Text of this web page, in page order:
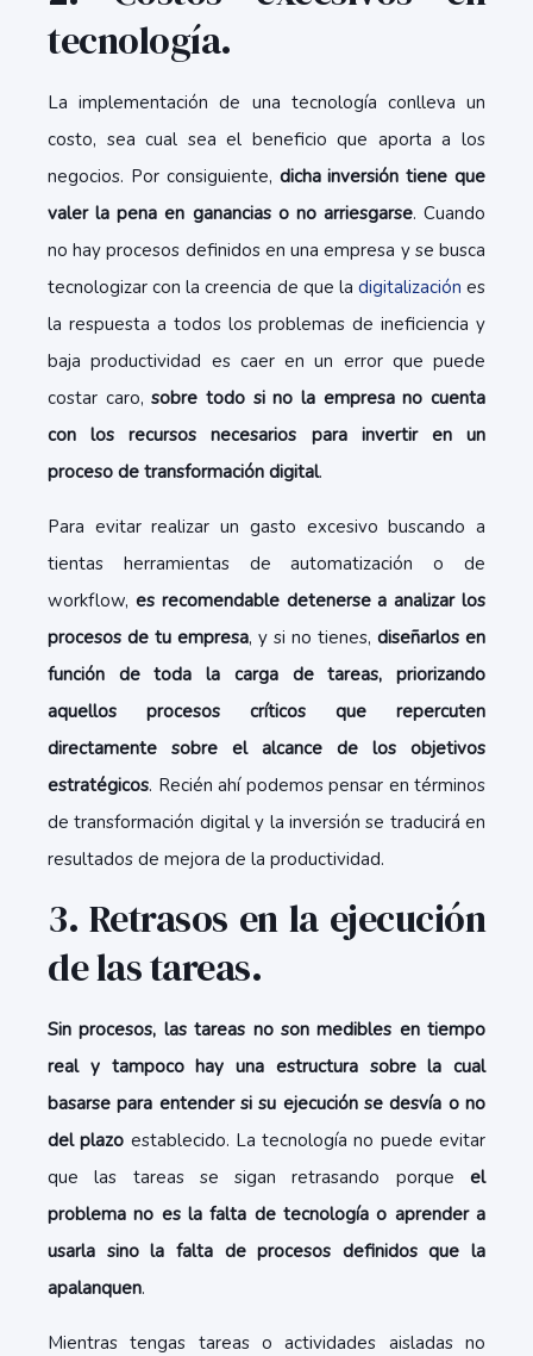
tecnología.
La implementación de una tecnología conlleva un
costo, sea cual sea el beneficio que aporta a los
negocios. Por consiguiente, dicha inversión tiene que
valer la pena en ganancias o no arriesgarse. Cuando
no hay procesos definidos en una empresa y se busca
tecnologizar con la creencia de que la digitalización es
la respuesta a todos los problemas de ineficiencia y
baja productividad es caer en un error que puede
costar caro,sobre todo si no la empresa no cuenta
con los recursos necesarios para invertir en un
proceso de transformación digital.
Para evitar realizar un gasto excesivo buscando a
tientas herramientas de automatización o de
workflow, es recomendable detenerse a analizar los
procesos de tu empresa, y si no tienes, diseñarlos en
función de toda la carga de tareas, priorizando
aquellos procesos críticos que repercuten
directamente sobre el alcance de los objetivos
estratégicos. Recién ahí podemos pensar en términos
de transformación digital y la inversión se traducirá en
resultados de mejora de la productividad.
3. Retrasos en la ejecución
de las tareas.
Sin procesos, las tareas no son medibles en tiempo
real y tampoco hay una estructura sobre la cual
basarse para entender si su ejecución se desvía o no
del plazo establecido. La tecnología no puede evitar
que las tareas se sigan retrasando porque el
problema no es la falta de tecnología o aprender a
usarla sino la falta de procesos definidos que la
apalanquen.
Mientras tengas tareas o actividades aisladas no